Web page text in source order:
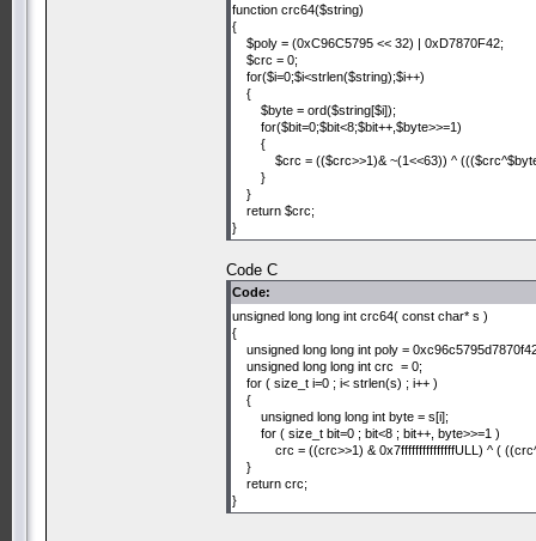
function crc64($string)
{
$poly = (0xC96C5795 << 32) | 0xD7870F42;
$crc = 0;
for($i=0;$i<strlen($string);$i++)
{
$byte = ord($string[$i]);
for($bit=0;$bit<8;$bit++,$byte>>=1)
{
$crc = (($crc>>1)& ~(1<<63)) ^
}
}
return $crc;
}
Code C
Code:
unsigned long long int crc64( const char* s )
{
unsigned long long int poly =
unsigned long long int crc = 0;
for ( size_t i=0 ; i< strlen(s) ; i++ )
{
unsigned long long int byte = s[i];
for ( size_t bit=0 ; bit<8 ; bit++, byte>>=1 )
crc = ((crc>>1) & 0x7fffffffffffffffULL) ^ (
}
return crc;
}